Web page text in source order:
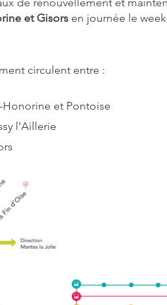
et Gisors en journée le
circulent entre :
Honorine et Pontoise
l’Aillerie